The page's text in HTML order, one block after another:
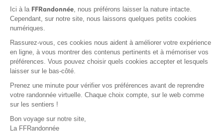
Protection des données
Politique de confidentialité
Ici à la FFRandonnée, nous préférons laisser la nature intacte.
Cependant, sur notre site, nous laissons quelques petits cookies
numériques.
Rassurez-vous, ces cookies nous aident à améliorer votre expérience
en ligne, à vous montrer des contenus pertinents et à mémoriser vos
préférences. Vous pouvez choisir quels cookies accepter et lesquels
laisser sur le bas-côté.
Prenez une minute pour vérifier vos préférences avant de reprendre
votre randonnée virtuelle. Chaque choix compte, sur le web comme
sur les sentiers !
Bon voyage sur notre site,
La FFRandonnée